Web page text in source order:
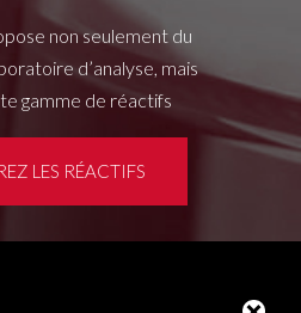
non seulement du
d’analyse, mais
gamme de réactifs
LES RÉACTIFS